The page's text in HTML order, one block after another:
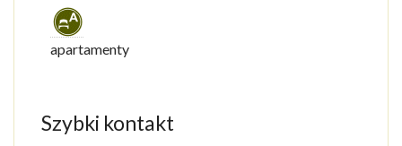
apartamenty
Szybki kontakt